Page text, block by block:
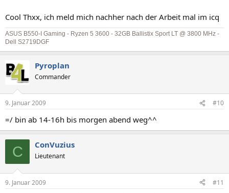
Cool Thxx, ich meld mich nachher nach der Arbeit mal im icq
ASUS B550-I Gaming - Ryzen 5 3600 - 32GB Ballistix Sport LT @ 3800 MHz -
Dell S2719DGF
Pyroplan
Commander
9. Januar 2009 #10
=/ bin ab 14-16h bis morgen abend weg^^
C ConVuzius
Lieutenant
9. Januar 2009 #11